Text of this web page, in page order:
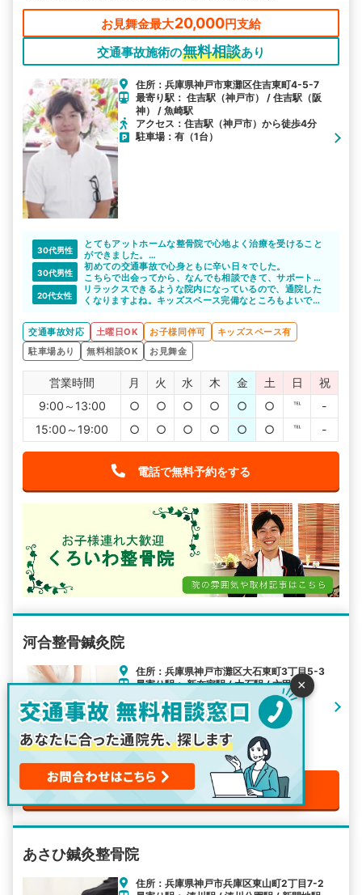
お見舞金最大20,000円支給
交通事故施術の無料相談あり
住所：兵庫県神戸市東灘区住吉東町4-5-7
最寄り駅： 住吉駅（神戸市） / 住吉駅（阪
神） / 魚崎駅
アクセス：住吉駅（神戸市）から徒歩4分
駐車場：有（1台）
30代男性
とてもアットホームな整骨院で心地よく治療を受けること
ができました。
先生も親しみやすい方で良かったです。
30代男性
初めての交通事故で心身ともに辛い日々でした。
こちらで出会ってから、なんでも相談できて、サポートし
てくださるので本当に有難いです。
完全予約制なのも、スケジュールが立てやすくていいです
20代女性
リラックスできるような院内になっているので、通院した
くなりますよね。キッズスペース完備なところもよいで
交通事故対応
土曜日OK お子様同伴可
キッズスペース有
駐車場あり
無料相談OK お見舞金
営業時間 月 火 水 木 金 土 日
祝
9:00～13:00
○ ○ ○ ○ ○ ○ ℡
-
15:00～19:00
○ ○ ○ ○ ○ ○ ℡ -
電話で無料予約をする
河合整骨鍼灸院
住所：兵庫県神戸市灘区大石東町3丁目5-3
最寄り駅： 新在家駅 / 大石駅 / 六甲道駅
アクセス：新在家駅から徒歩6分
電話で無料予約をする
あさひ鍼灸整骨院
住所：兵庫県神戸市兵庫区東山町2丁目7-2
×